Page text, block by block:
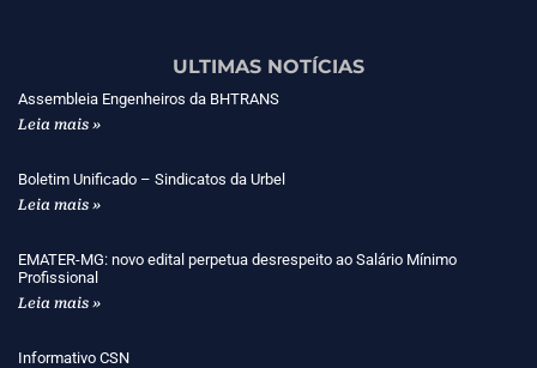
ULTIMAS NOTÍCIAS
Assembleia Engenheiros da BHTRANS
Leia mais »
Boletim Unificado – Sindicatos da Urbel
Leia mais »
EMATER-MG: novo edital perpetua desrespeito ao Salário Mínimo
Profissional
Leia mais »
Informativo CSN